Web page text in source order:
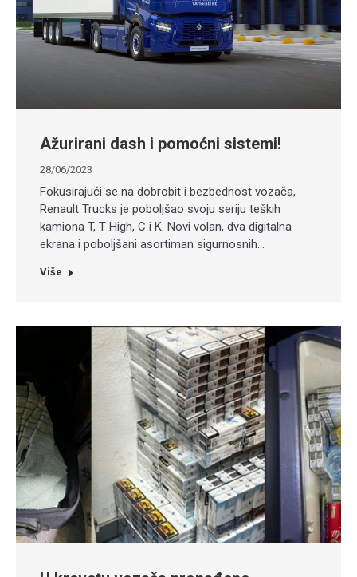
Ažurirani dash i pomoćni sistemi!
28/06/2023
Fokusirajući se na dobrobit i bezbednost vozača,
Renault Trucks je poboljšao svoju seriju teških
kamiona T, T High, C i K. Novi volan, dva digitalna
ekrana i poboljšani asortiman sigurnosnih…
Više